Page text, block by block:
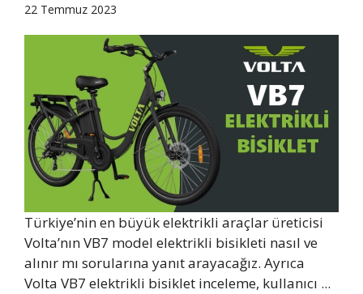
22 Temmuz 2023
Türkiye’nin en büyük elektrikli araçlar üreticisi
Volta’nın VB7 model elektrikli bisikleti nasıl ve
alınır mı sorularına yanıt arayacağız. Ayrıca
Volta VB7 elektrikli bisiklet inceleme, kullanıcı ...